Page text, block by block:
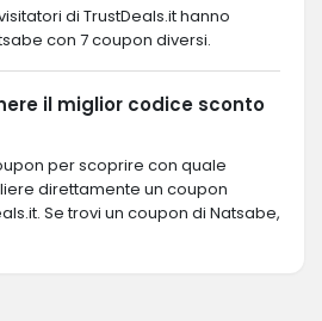
di TrustDeals.it hanno
con 7 coupon diversi.
il miglior codice sconto
per scoprire con quale
direttamente un coupon
Se trovi un coupon di Natsabe,